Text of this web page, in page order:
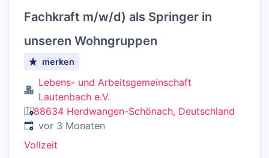
Fachkraft m/w/d) als Springer in
unseren Wohngruppen
merken
Lebens- und Arbeitsgemeinschaft
Lautenbach e.V.
88634 Herdwangen-Schönach, Deutschland
Veröffentlicht:
vor 3 Monaten
Vollzeit